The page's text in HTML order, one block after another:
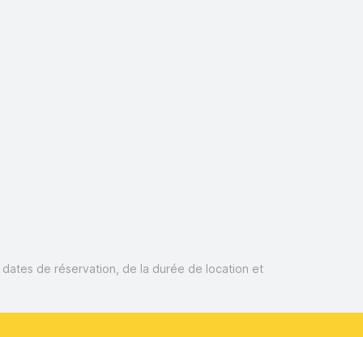
de réservation, de la durée de location et